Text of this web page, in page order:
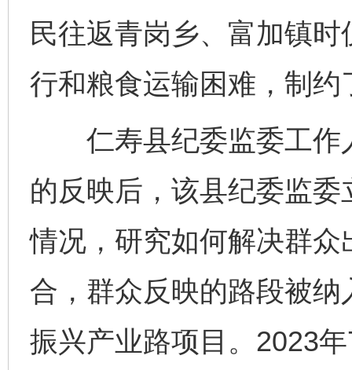
民往返青岗乡、富加镇
行和粮食运输困难，制
仁寿县纪委监委工作
的反映后，该县纪委监
情况，研究如何解决群
合，群众反映的路段被
振兴产业路项目。2023